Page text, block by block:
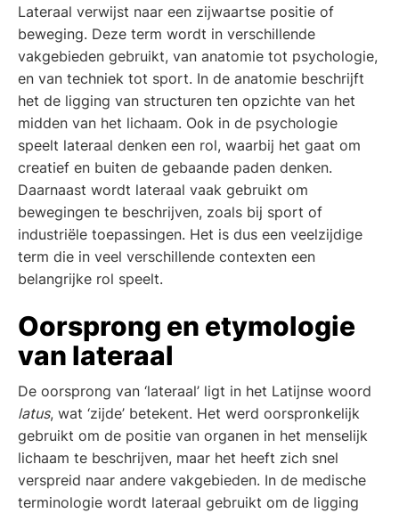
Lateraal verwijst naar een zijwaartse positie of
beweging. Deze term wordt in verschillende
vakgebieden gebruikt, van anatomie tot psychologie,
en van techniek tot sport. In de anatomie beschrijft
het de ligging van structuren ten opzichte van het
midden van het lichaam. Ook in de psychologie
speelt lateraal denken een rol, waarbij het gaat om
creatief en buiten de gebaande paden denken.
Daarnaast wordt lateraal vaak gebruikt om
bewegingen te beschrijven, zoals bij sport of
industriële toepassingen. Het is dus een veelzijdige
term die in veel verschillende contexten een
belangrijke rol speelt.
Oorsprong en etymologie
van lateraal
De oorsprong van ‘lateraal’ ligt in het Latijnse woord
latus, wat ‘zijde’ betekent. Het werd oorspronkelijk
gebruikt om de positie van organen in het menselijk
lichaam te beschrijven, maar het heeft zich snel
verspreid naar andere vakgebieden. In de medische
terminologie wordt lateraal gebruikt om de ligging